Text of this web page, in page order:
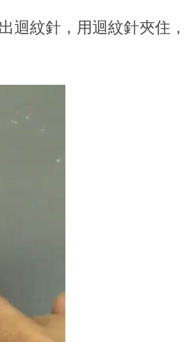
迴紋針，用迴紋針夾住